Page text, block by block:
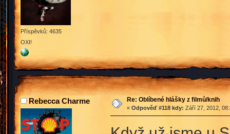
Příspěvků: 4635
OXI!
Rebecca Charme Re: Oblíbené hlášky z filmů/knih
« Odpověď #118 kdy: Září 27, 2012,